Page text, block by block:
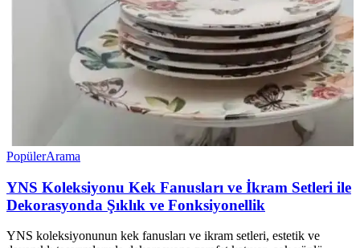
PopülerArama
YNS Koleksiyonu Kek Fanusları ve İkram Setleri ile
Dekorasyonda Şıklık ve Fonksiyonellik
YNS koleksiyonunun kek fanusları ve ikram setleri, estetik ve